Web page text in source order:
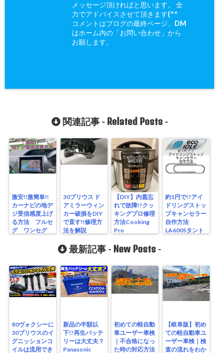
メッセージ頂ければと思います。 全
力でアドバイスさせて頂きます(^^ゞ
コメントはブログの最終ページ、DM
はホーム内の「お問い合わせ」から
お願します。
関連記事 - Related Posts-
激安!!激簡単!!
カーナビの地デ
ジ受信感度上げ
る方法 フルセ
グ ワンセグ
30プリウス ド
アミラーウィン
カー破損をDIY
で直す!!修理方
法を解説
【DIY】内蓋忘
れで故障!?クッ
キングプロ修理
方法Cooking
Pro
約1円で!?アイ
ドリングストッ
プキャンセラー
自作方法
LA600Sタント
最新記事 - New Posts -
80ヴォクシーに
30プリウスのイ
グニッションコ
イルは流用でき
新品の半額以
下!?再生バッテ
リーは大丈夫？
Panasonic
初めての軽自動
車ユーザー車検
｜不合格になっ
た時の対応方法
【岐阜版】初め
ての軽自動車ユ
ーザー車検｜検
査の流れをわか